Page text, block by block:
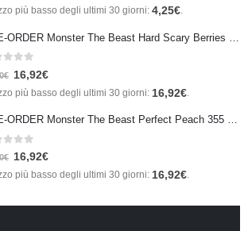
più basso degli ultimi 30 giorni: 4,25€.
PRE-ORDER Monster The Beast Hard Scary Berries 355 ml IN ARRIVO ENTRO IL 21 SETTEMBRE
5
€ 16,92€
più basso degli ultimi 30 giorni: 16,92€
PRE-ORDER Monster The Beast Perfect Peach 355 ml IN ARRIVO ENTRO IL 21 SETTEMBRE
5
€ 16,92€
più basso degli ultimi 30 giorni: 16,92€.